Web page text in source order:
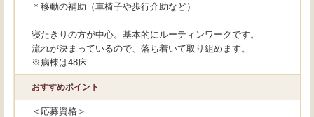
＊移動の補助（車椅子や歩行介助など）
寝たきりの方が中心。基本的にルーティンワークです。
流れが決まっているので、落ち着いて取り組めます。
※病棟は48床
おすすめポイント
＜応募資格＞